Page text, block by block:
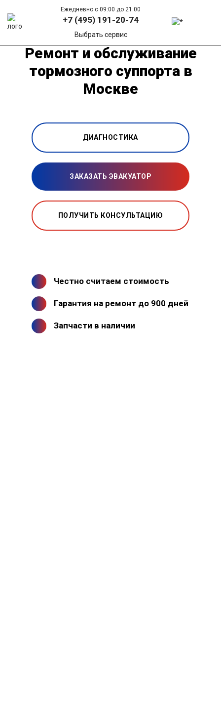
Ежедневно с 09:00 до 21:00
+7 (495) 191-20-74
Выбрать сервис
Ремонт и обслуживание
тормозного суппорта в
Москве
ДИАГНОСТИКА
ЗАКАЗАТЬ ЭВАКУАТОР
ПОЛУЧИТЬ КОНСУЛЬТАЦИЮ
Честно считаем стоимость
Гарантия на ремонт до 900 дней
Запчасти в наличии